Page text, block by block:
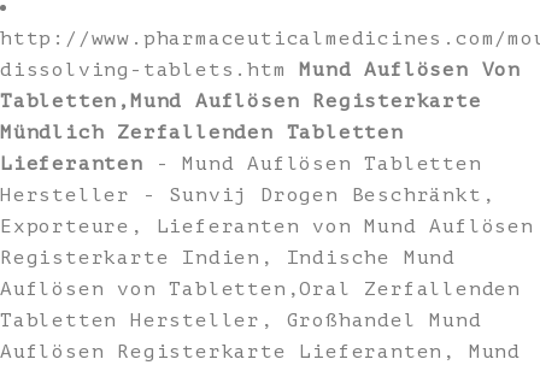
http://www.pharmaceuticalmedicines.com/
dissolving-tablets.htm Mund Auflösen Von
Tabletten,Mund Auflösen Registerkarte
Mündlich Zerfallenden Tabletten
Lieferanten - Mund Auflösen Tabletten
Hersteller - Sunvij Drogen Beschränkt,
Exporteure, Lieferanten von Mund Auflösen
Registerkarte Indien, Indische Mund
Auflösen von Tabletten,Oral Zerfallenden
Tabletten Hersteller, Großhandel Mund
Auflösen Registerkarte Lieferanten, Mund